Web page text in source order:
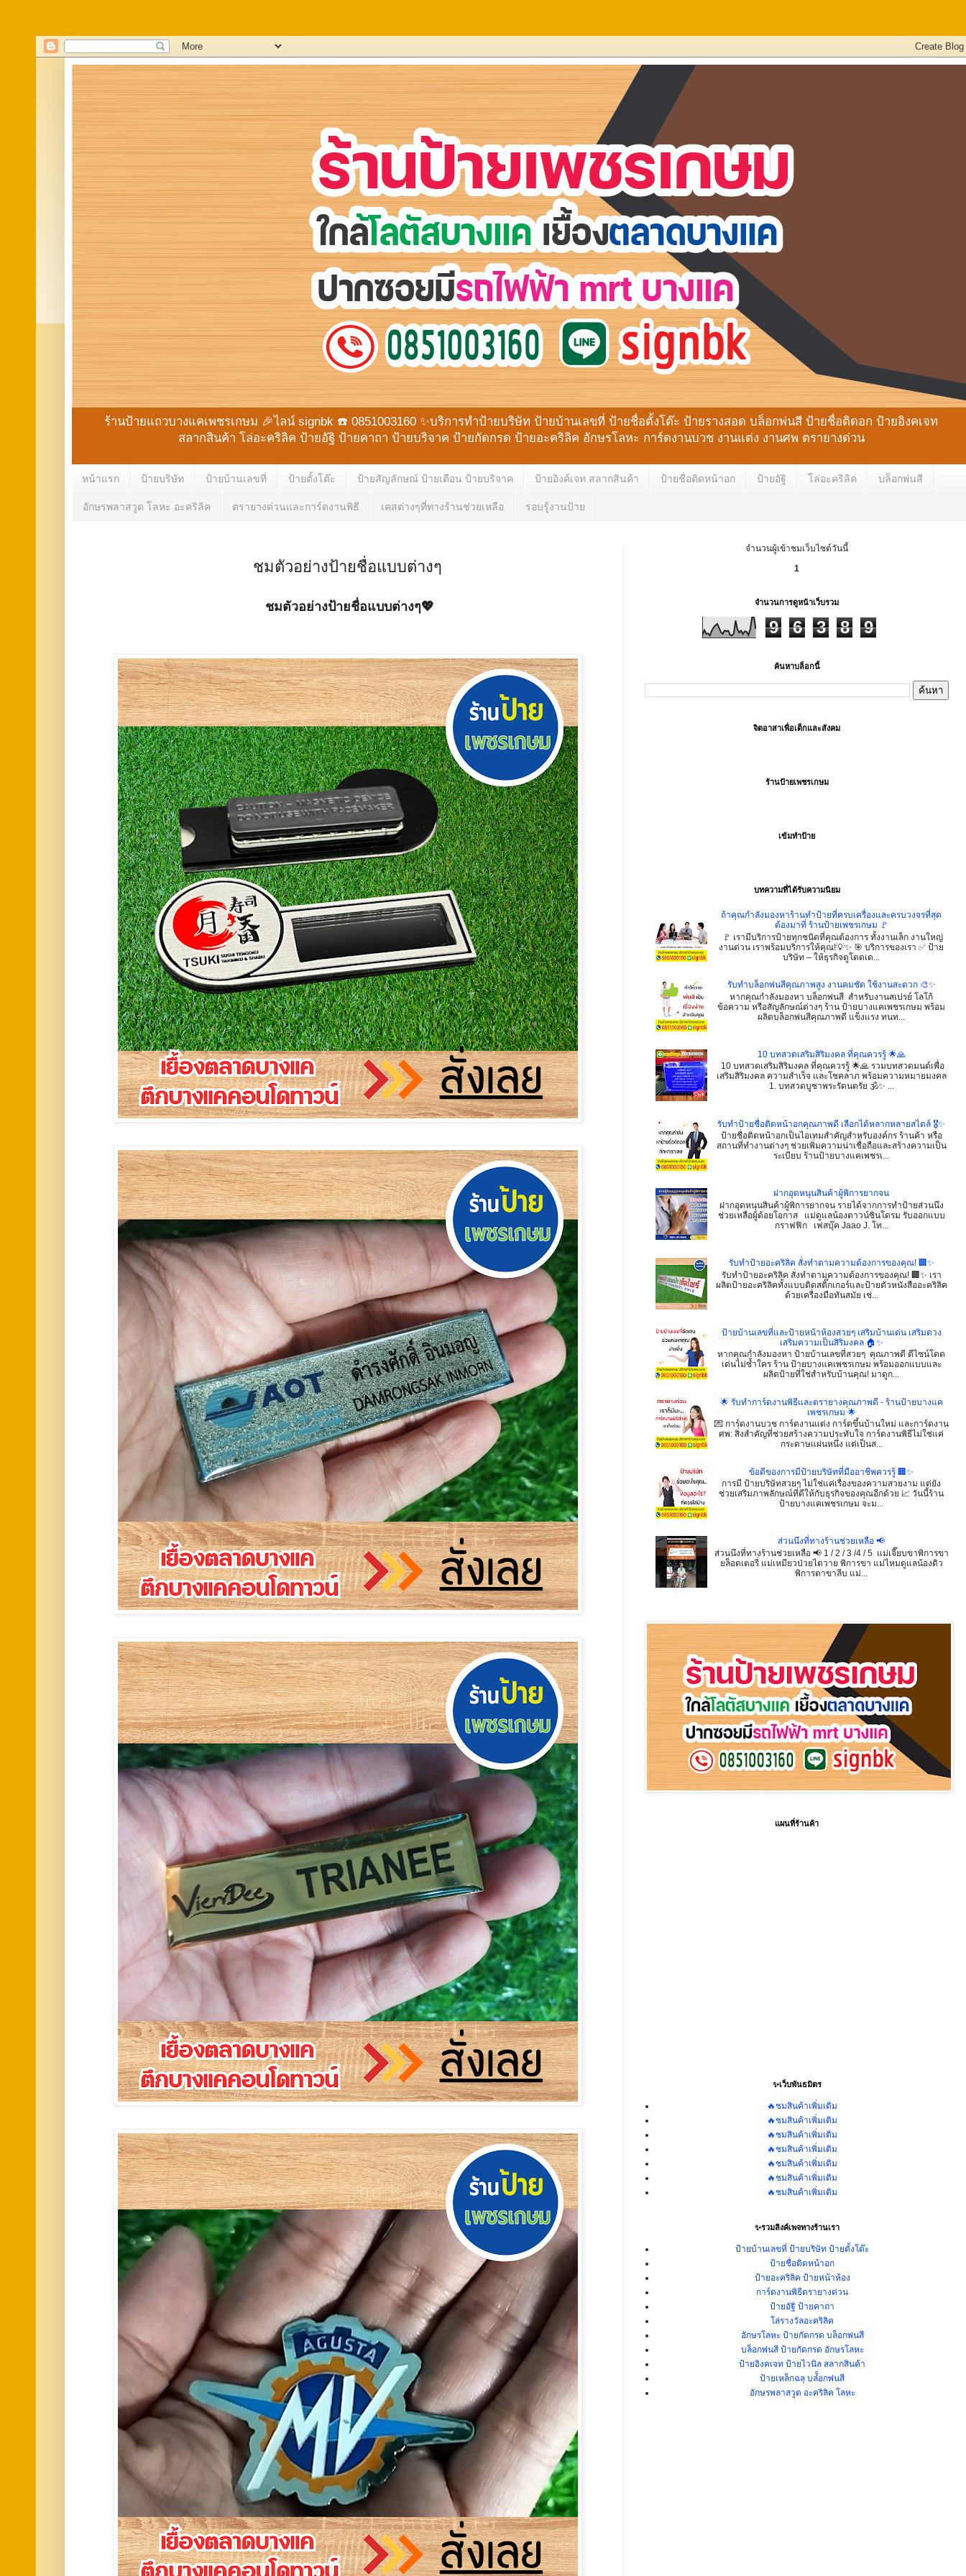
ร้านป้ายแถวบางแคเพชรเกษม 🎉ไลน์ signbk ☎️ 0851003160 ✨บริการทำป้ายบริษัท ป้ายบ้านเลขที่ ป้ายชื่อตั้งโต๊ะ ป้ายรางสอด บล็อกพ่นสี ป้ายชื่อติดอก ป้ายอิงคเจท
สลากสินค้า โล่อะคริลิค ป้ายอัฐิ ป้ายคาถา ป้ายบริจาค ป้ายกัดกรด ป้ายอะคริลิค อักษรโลหะ การ์ดงานบวช งานแต่ง งานศพ ตรายางด่วน
หน้าแรก ป้ายบริษัท ป้ายบ้านเลขที่ ป้ายตั้งโต๊ะ ป้ายสัญลักษณ์ ป้ายเตือน ป้ายบริจาค ป้ายอิงค์เจท สลากสินค้า ป้ายชื่อติดหน้าอก ป้ายอัฐิ โล่อะคริลิค บล็อกพ่นสี
อักษรพลาสวูด โลหะ อะคริลิค ตรายางด่วนและการ์ดงานพิธี เคสต่างๆที่ทางร้านช่วยเหลือ รอบรู้งานป้าย
ชมตัวอย่างป้ายชื่อแบบต่างๆ
ชมตัวอย่างป้ายชื่อแบบต่างๆ💖
จำนวนผู้เข้าชมเว็บไซต์วันนี้
1
จำนวนการดูหน้าเว็บรวม
9 6 3 8 9
ค้นหาบล็อกนี้
จิตอาสาเพื่อเด็กและสังคม
ร้านป้ายเพชรเกษม
เข้มทำป้าย
บทความที่ได้รับความนิยม
ถ้าคุณกำลังมองหาร้านทำป้ายที่ครบเครื่องและครบวงจรที่สุด
ต้องมาที่ ร้านป้ายเพชรเกษม 🚩
🚩 เรามีบริการป้ายทุกชนิดที่คุณต้องการ ทั้งงานเล็ก งานใหญ่
งานด่วน เราพร้อมบริการให้คุณ!💡✨ 🎯 บริการของเรา ✅ ป้าย
บริษัท – ให้ธุรกิจดูโดดเด...
รับทำบล็อกพ่นสีคุณภาพสูง งานคมชัด ใช้งานสะดวก 🎨✨
หากคุณกำลังมองหา บล็อกพ่นสี สำหรับงานสเปรย์ โลโก้
ข้อความ หรือสัญลักษณ์ต่างๆ ร้าน ป้ายบางแคเพชรเกษม พร้อม
ผลิตบล็อกพ่นสีคุณภาพดี แข็งแรง ทนท...
10 บทสวดเสริมสิริมงคล ที่คุณควรรู้ 🌟🙏
10 บทสวดเสริมสิริมงคล ที่คุณควรรู้ 🌟🙏 รวมบทสวดมนต์เพื่อ
เสริมสิริมงคล ความสำเร็จ และโชคลาภ พร้อมความหมายมงคล
1. บทสวดบูชาพระรัตนตรัย 🕉️✨ ...
รับทำป้ายชื่อติดหน้าอกคุณภาพดี เลือกได้หลากหลายสไตล์ 🎖️✨
ป้ายชื่อติดหน้าอกเป็นไอเทมสำคัญสำหรับองค์กร ร้านค้า หรือ
สถานที่ทำงานต่างๆ ช่วยเพิ่มความน่าเชื่อถือและสร้างความเป็น
ระเบียบ ร้านป้ายบางแคเพชรเ...
ฝากอุดหนุนสินค้าผู้พิการยากจน
ฝากอุดหนุนสินค้าผู้พิการยากจน รายได้จากการทำป้ายส่วนนึง
ช่วยเหลือผู้ด้อยโอกาส แม่ดูแลน้องดาวน์ซินโดรม รับออกแบบ
กราฟฟิก เฟสบุ๊ค Jaao J. โท...
รับทำป้ายอะคริลิค สั่งทำตามความต้องการของคุณ! 🏢✨
รับทำป้ายอะคริลิค สั่งทำตามความต้องการของคุณ! 🏢✨ เรา
ผลิตป้ายอะคริลิคทั้งแบบติดสติ๊กเกอร์และป้ายตัวหนังสืออะคริลิค
ด้วยเครื่องมือทันสมัย เช่...
ป้ายบ้านเลขที่และป้ายหน้าห้องสวยๆ เสริมบ้านเด่น เสริมดวง
เสริมความเป็นสิริมงคล 🏠✨
หากคุณกำลังมองหา ป้ายบ้านเลขที่สวยๆ คุณภาพดี ดีไซน์โดด
เด่นไม่ซ้ำใคร ร้าน ป้ายบางแคเพชรเกษม พร้อมออกแบบและ
ผลิตป้ายที่ใช่สำหรับบ้านคุณ! มาดูก...
🌟 รับทำการ์ดงานพิธีและตรายางคุณภาพดี - ร้านป้ายบางแค
เพชรเกษม 🌟
💌 การ์ดงานบวช การ์ดงานแต่ง การ์ดขึ้นบ้านใหม่ และการ์ดงาน
ศพ: สิ่งสำคัญที่ช่วยสร้างความประทับใจ การ์ดงานพิธีไม่ใช่แค่
กระดาษแผ่นหนึ่ง แต่เป็นส...
ข้อดีของการมีป้ายบริษัทที่มืออาชีพควรรู้ 🏢✨
การมี ป้ายบริษัทสวยๆ ไม่ใช่แค่เรื่องของความสวยงาม แต่ยัง
ช่วยเสริมภาพลักษณ์ที่ดีให้กับธุรกิจของคุณอีกด้วย 📈 วันนี้ร้าน
ป้ายบางแคเพชรเกษม จะม...
ส่วนนึงที่ทางร้านช่วยเหลือ 📢
ส่วนนึงที่ทางร้านช่วยเหลือ 📢 1 / 2 / 3 /4 / 5 แม่เจี๊ยบขาพิการขา
ยล็อตเตอรี่ แม่เหมียวป่วยไตวาย พิการขา แม่ไหมดูแลน้องดิว
พิการตาขาลีบ แม่...
แผนที่ร้านค้า
✨เว็บพันธมิตร
🔥ชมสินค้าเพิ่มเติม
🔥ชมสินค้าเพิ่มเติม
🔥ชมสินค้าเพิ่มเติม
🔥ชมสินค้าเพิ่มเติม
🔥ชมสินค้าเพิ่มเติม
🔥ชมสินค้าเพิ่มเติม
🔥ชมสินค้าเพิ่มเติม
✨รวมลิงค์เพจทางร้านเรา
ป้ายบ้านเลขที่ ป้ายบริษัท ป้ายตั้งโต๊ะ
ป้ายชื่อติดหน้าอก
ป้ายอะคริลิค ป้ายหน้าห้อง
การ์ดงานพิธีตรายางด่วน
ป้ายอัฐิ ป้ายคาถา
โล่รางวัลอะคริลิค
อักษรโลหะ ป้ายกัดกรด บล็อกพ่นสี
บล็อกพ่นสี ป้ายกัดกรด อักษรโลหะ
ป้ายอิงคเจท ป้ายไวนิล สลากสินค้า
ป้ายเหล็กฉลุ บล๋็อกพ่นสี
อักษรพลาสวูด อะคริลิค โลหะ